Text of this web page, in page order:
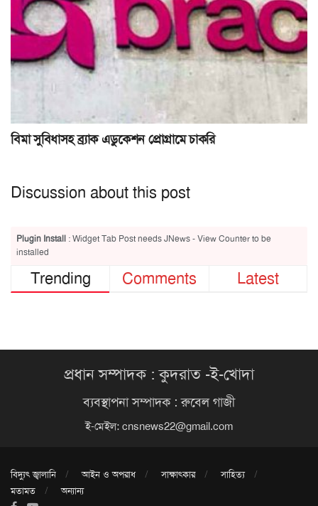
বিমা সুবিধাসহ ব্র্যাক এডুকেশন প্রোগ্রামে চাকরি
Discussion about this post
Plugin Install : Widget Tab Post needs JNews - View Counter to be
installed
Trending Comments Latest
প্রধান সম্পাদক : কুদরাত -ই-খোদা
ব্যবস্থাপনা সম্পাদক : রুবেল গাজী
ই-মেইল: cnsnews22@gmail.com
বিদ্যুৎ জ্বালানি আইন ও অপরাধ সাক্ষাৎকার
সাহিত্য
মতামত
অন্যান্য